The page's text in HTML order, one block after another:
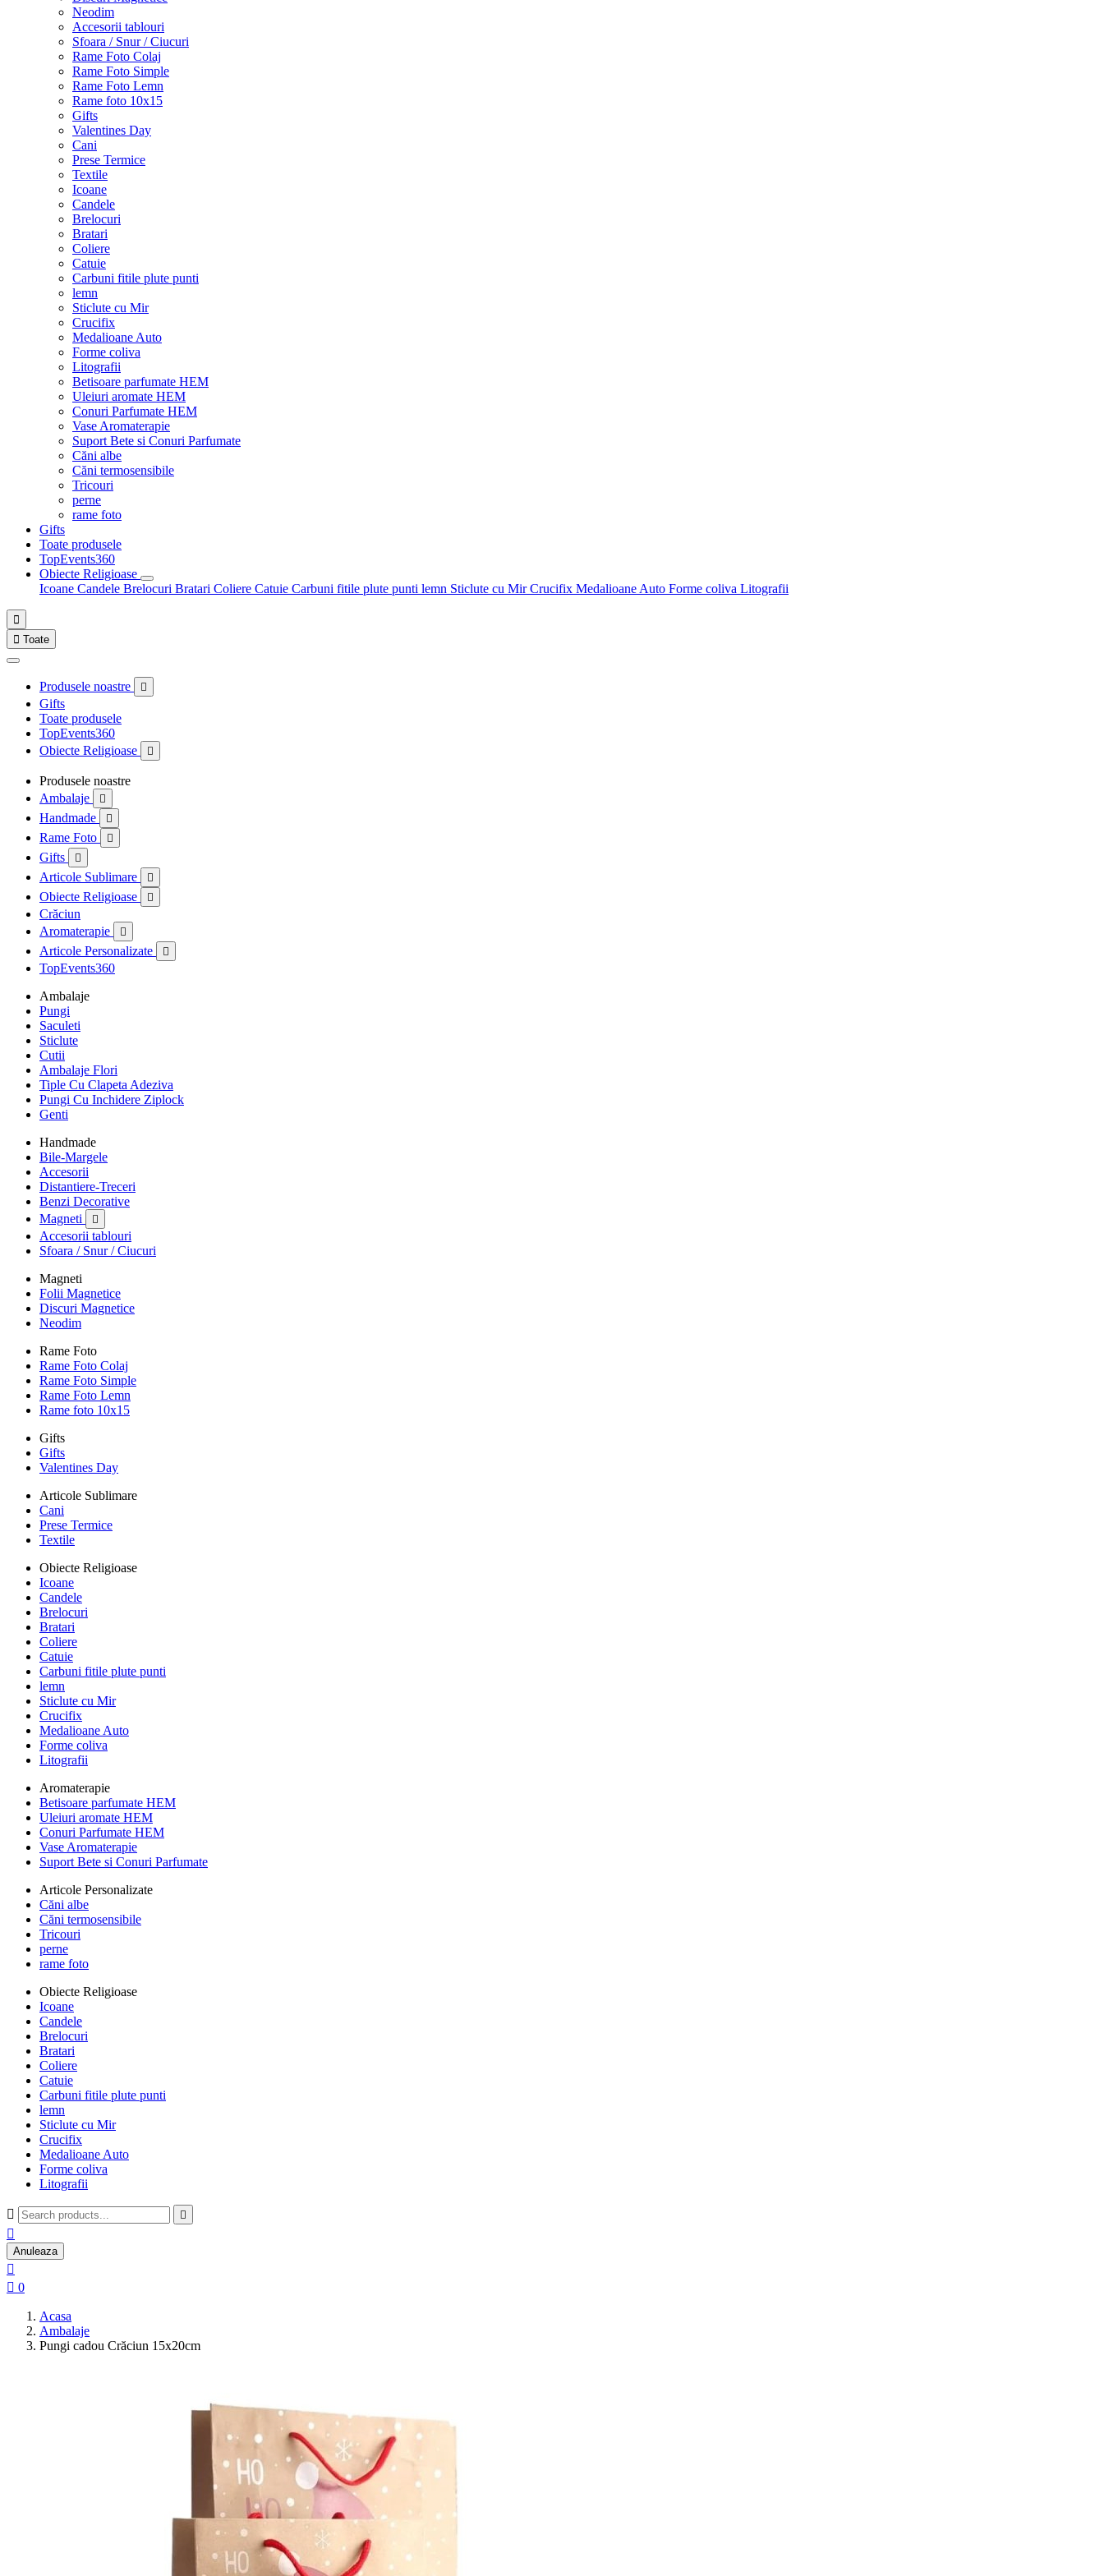
Neodim
Accesorii tablouri
Sfoara / Snur / Ciucuri
Rame Foto Colaj
Rame Foto Simple
Rame Foto Lemn
Rame foto 10x15
Gifts
Valentines Day
Cani
Prese Termice
Textile
Icoane
Candele
Brelocuri
Bratari
Coliere
Catuie
Carbuni fitile plute punti
lemn
Sticlute cu Mir
Crucifix
Medalioane Auto
Forme coliva
Litografii
Betisoare parfumate HEM
Uleiuri aromate HEM
Conuri Parfumate HEM
Vase Aromaterapie
Suport Bete si Conuri Parfumate
Căni albe
Căni termosensibile
Tricouri
perne
rame foto
Gifts
Toate produsele
TopEvents360
Obiecte Religioase
Icoane Candele Brelocuri Bratari Coliere Catuie Carbuni fitile plute punti lemn Sticlute cu MirCrucifix Medalioane Auto Forme coliva Litografii

 Toate
Produsele noastre 
Gifts
Toate produsele
TopEvents360
Obiecte Religioase

Produsele noastre
Ambalaje

Handmade 
Rame Foto 
Gifts 
Articole Sublimare 
Obiecte Religioase 
Crăciun
Aromaterapie

Articole Personalizate 
TopEvents360
Ambalaje
Pungi
Saculeti
Sticlute
Cutii
Ambalaje Flori
Tiple Cu Clapeta Adeziva
Pungi Cu Inchidere Ziplock
Genti
Handmade
Bile-Margele
Accesorii
Distantiere-Treceri
Benzi Decorative
Magneti

Accesorii tablouri
Sfoara / Snur / Ciucuri
Magneti
Folii Magnetice
Discuri Magnetice
Neodim
Rame Foto
Rame Foto Colaj
Rame Foto Simple
Rame Foto Lemn
Rame foto 10x15
Gifts
Gifts
Valentines Day
Articole Sublimare
Cani
Prese Termice
Textile
Obiecte Religioase
Icoane
Candele
Brelocuri
Bratari
Coliere
Catuie
Carbuni fitile plute punti
lemn
Sticlute cu Mir
Crucifix
Medalioane Auto
Forme coliva
Litografii
Aromaterapie
Betisoare parfumate HEM
Uleiuri aromate HEM
Conuri Parfumate HEM
Vase Aromaterapie
Suport Bete si Conuri Parfumate
Articole Personalizate
Căni albe
Căni termosensibile
Tricouri
perne
rame foto
Obiecte Religioase
Icoane
Candele
Brelocuri
Bratari
Coliere
Catuie
Carbuni fitile plute punti
lemn
Sticlute cu Mir
Crucifix
Medalioane Auto
Forme coliva
Litografii
 

Anuleaza

 0
Acasa
Ambalaje
Pungi cadou Crăciun 15x20cm